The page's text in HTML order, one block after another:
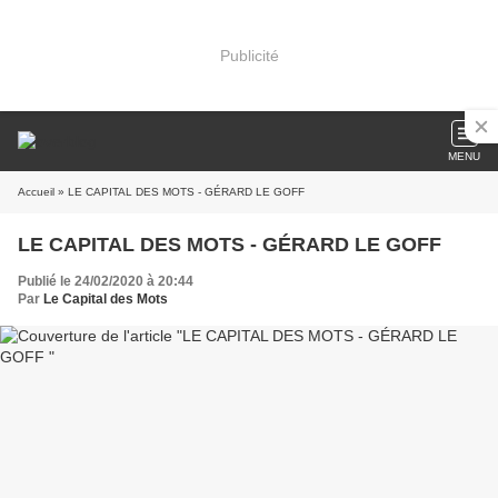
Publicité
MENU
Accueil » LE CAPITAL DES MOTS - GÉRARD LE GOFF
LE CAPITAL DES MOTS - GÉRARD LE GOFF
Publié le 24/02/2020 à 20:44
Par Le Capital des Mots